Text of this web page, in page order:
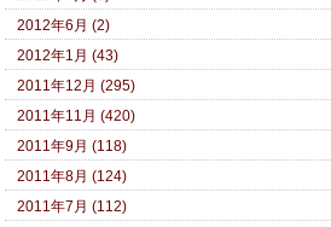
2012年6月 (2)
2012年1月 (43)
2011年12月 (295)
2011年11月 (420)
2011年9月 (118)
2011年8月 (124)
2011年7月 (112)